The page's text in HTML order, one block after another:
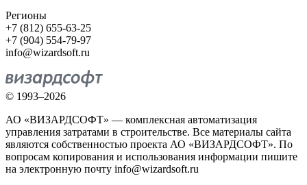
Регионы
+7 (812) 655-63-25
+7 (904) 554-79-97
info@wizardsoft.ru
© 1993–2026
АО «ВИЗАРДСОФТ» — комплексная автоматизация
управления затратами в строительстве. Все материалы сайта
являются собственностью проекта АО «ВИЗАРДСОФТ». По
вопросам копирования и использования информации пишите
на электронную почту info@wizardsoft.ru